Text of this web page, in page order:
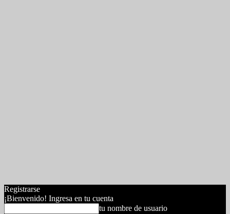
Registrarse
¡Bienvenido! Ingresa en tu cuenta
tu nombre de usuario